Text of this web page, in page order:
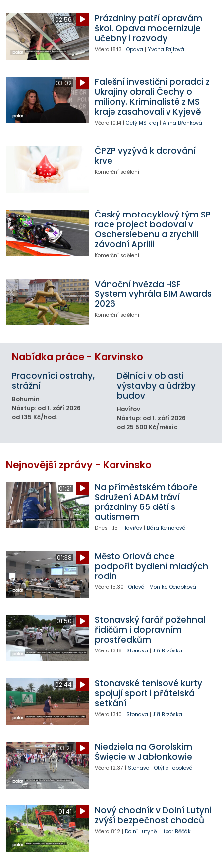
02:56
Prázdniny patří opravám
škol. Opava modernizuje
učebny i rozvody
Včera 18:13 | Opava | Yvona Fajtová
03:02
Falešní investiční poradci z
Ukrajiny obrali Čechy o
miliony. Kriminalisté z MS
kraje zasahovali v Kyjevě
Včera 10:14| Celý MS kraj | Anna Břenková
ČPZP vyzývá k darování
krve
Komerční sdělení
Český motocyklový tým SP
race project bodoval v
Oscherslebenu a zrychlil
závodní Aprilii
Komerční sdělení
Vánoční hvězda HSF
System vyhrála BIM Awards
2026
Komerční sdělení
Nabídka práce - Karvinsko
Pracovníci ostrahy,
strážní
Bohumín
Nástup: od 1. září 2026
od 135 Kč/hod.
Dělníci v oblasti
výstavby a údržby
budov
Havířov
Nástup: od 1. září 2026
od 25 500 Kč/měsíc
Nejnovější zprávy - Karvinsko
01:21
Na příměstském táboře
Sdružení ADAM tráví
prázdniny 65 dětí s
autismem
Dnes 11:15 | Havířov| Bára Kelnerová
01:38
Město Orlová chce
podpořit bydlení mladých
rodin
Včera 15:30 | Orlová | Monika Ociepková
01:50
Stonavský farář požehnal
řidičům i dopravním
prostředkům
Včera 13:18 | Stonava | Jiří Brzóska
02:44
Stonavské tenisové kurty
spojují sport i přátelská
setkání
Včera 13:10 | Stonava | Jiří Brzóska
03:21
Niedziela na Gorolskim
Święcie w Jabłonkowie
Včera 12:37 | Stonava | Otýlie Tobolová
01:41
Nový chodník v Dolní Lutyni
zvýší bezpečnost chodců
Včera 8:12| Dolní Lutyně| Libor Běčák